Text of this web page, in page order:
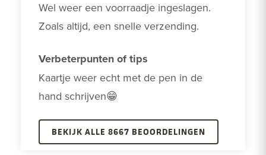
Wel weer een voorraadje ingeslagen.
Zoals altijd, een snelle verzending.
Verbeterpunten of tips
Kaartje weer echt met de pen in de
hand schrijven😁
BEKIJK ALLE 8667 BEOORDELINGEN